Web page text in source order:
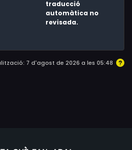
traducció
automàtica no
revisada.
7 d'agost de 2026 a les 05:48